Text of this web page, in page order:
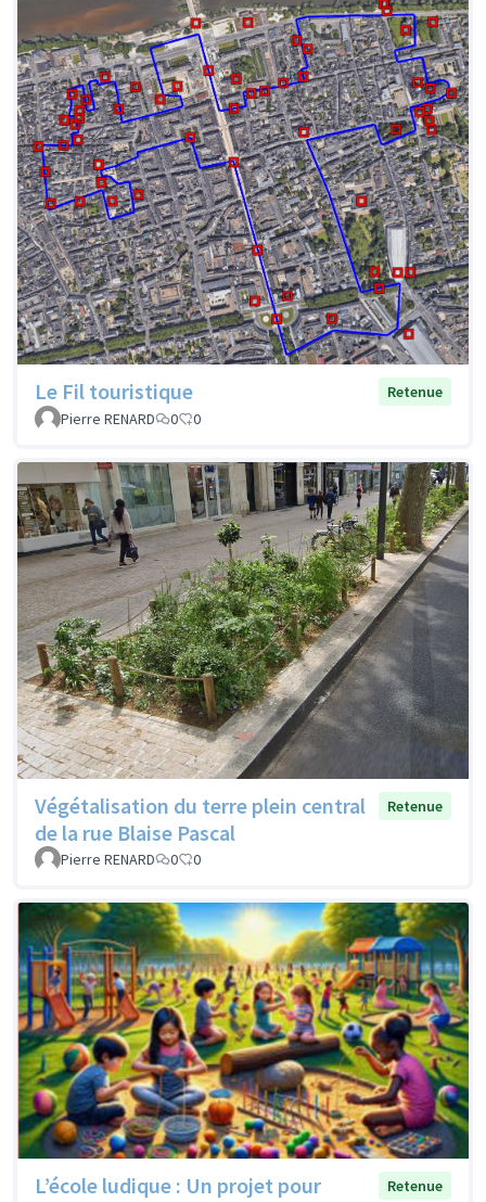
Le Fil touristique
Retenue
Pierre RENARD
0 0
Végétalisation du terre plein central
de la rue Blaise Pascal
Retenue
Pierre RENARD 0 0
L’école ludique : Un projet pour
Retenue